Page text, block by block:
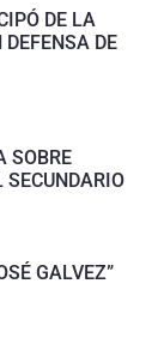
DE LA
DE
SOBRE
GALVEZ”